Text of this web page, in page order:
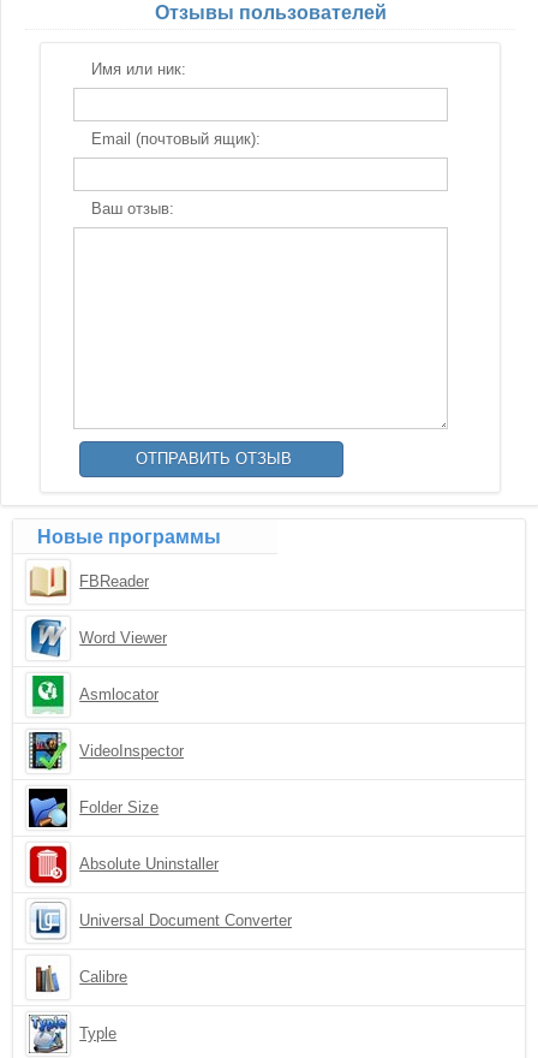
Отзывы пользователей
Имя или ник:
Email (почтовый ящик):
Ваш отзыв:
Новые программы
FBReader
Word Viewer
Asmlocator
VideoInspector
Folder Size
Absolute Uninstaller
Universal Document Converter
Calibre
Typle